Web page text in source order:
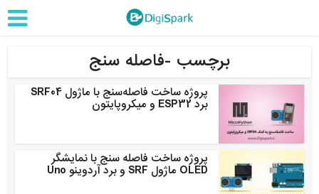
برچسب -فاصله سنج
پروژه ساخت فاصله‌سنج با ماژول SRF04
برد ESP32 و میکروپایتون
پروژه ساخت فاصله سنج با نمایشگر
OLED ماژول SRF و برد آردوینو Uno